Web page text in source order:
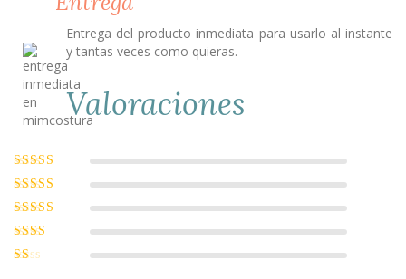
Entrega del producto inmediata para usarlo al instante
y tantas veces como quieras.
Valoraciones
Valorado con
5de 5
Valorado
con4 de 5
Valorado
con3de
5
Valorado
con2